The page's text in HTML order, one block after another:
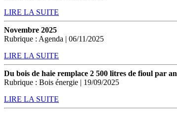
LIRE LA SUITE
Novembre 2025
Rubrique : Agenda | 06/11/2025
LIRE LA SUITE
Du bois de haie remplace 2 500 litres de fioul par an
Rubrique : Bois énergie | 19/09/2025
LIRE LA SUITE